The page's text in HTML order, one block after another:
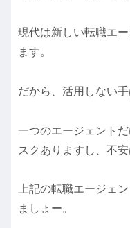
現代は新しい転職エ
ます。
だから、活用しない手
一つのエージェント
スクありますし、不安
上記の転職エージェ
ましょー。